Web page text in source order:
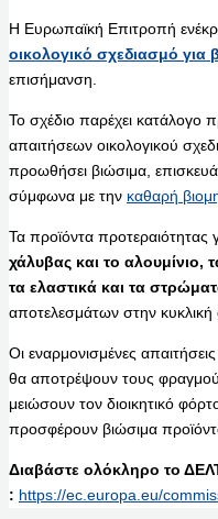
Η Ευρωπαϊκή Επιτροπή
οικολογικό σχεδιασμό για
επισήμανση.
Το σχέδιο παρέχει κατάλογο
απαιτήσεων οικολογικού
προωθήσει βιώσιμα,
σύμφωνα με την καθαρή
Τα προϊόντα προτεραιότητας
χάλυβας και το
τα ελαστικά και τα
αποτελεσμάτων στην κυκλική
Οι εναρμονισμένες
θα αποτρέψουν τους
μειώσουν τον διοικητικό
προσφέρουν βιώσιμα
Διαβάστε ολόκληρο το
: https://ec.europa.eu/